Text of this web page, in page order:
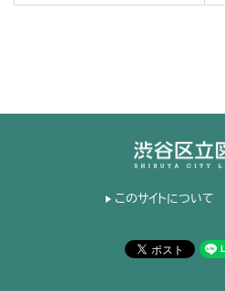
このサイトについて